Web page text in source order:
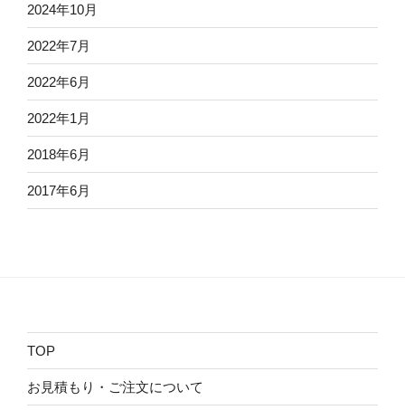
2024年10月
2022年7月
2022年6月
2022年1月
2018年6月
2017年6月
TOP
お見積もり・ご注文について